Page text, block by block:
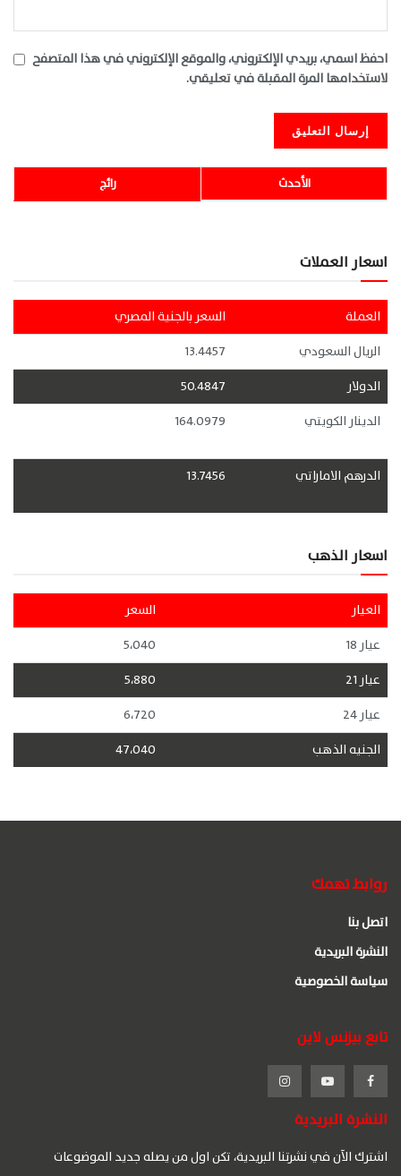
احفظ اسمي، بريدي الإلكتروني، والموقع الإلكتروني في هذا المتصفح
لاستخدامها المرة المقبلة في تعليقي.
رائج الأحدث
اسعار العملات
العملة
السعر بالجنية المصري
الريال السعودي
13.4457
الدولار
50.4847
الدينار الكويتي
164.0979
الدرهم الاماراتي 13.7456
اسعار الذهب
العيار
السعر
عيار 18
5،040
عيار 21
5،880
عيار 24
6،720
الجنيه الذهب
47،040
روابط تهمك
اتصل بنا
النشرة البريدية
سياسة الخصوصية
تابع بيزنس لاين
النشرة البريدية
اشترك الآن في نشرتنا البريدية، تكن اول من يصله جديد الموضوعات